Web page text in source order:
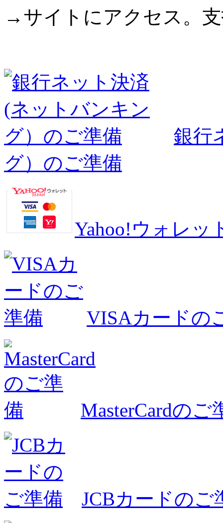
→サイトにアクセス。
銀行
グ）のご準備
Yahoo!ウォレッ
VISAカードの
MasterCardのご
JCBカードのご